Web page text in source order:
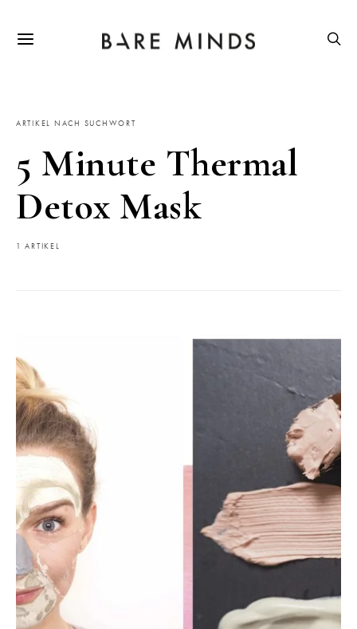
ARTIKEL NACH SUCHWORT
5 Minute Thermal
Detox Mask
1 ARTIKEL